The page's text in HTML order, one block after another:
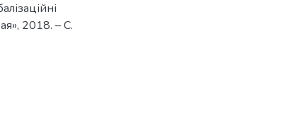
2018. – С.